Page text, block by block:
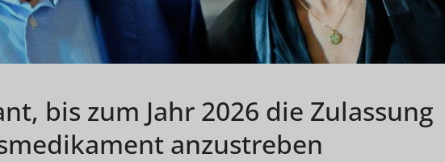
bis zum Jahr 2026 die Zulassung
anzustreben